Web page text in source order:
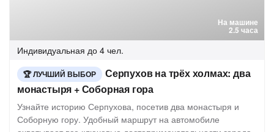
На машине
2.5 часа
Индивидуальная до 4 чел.
ЛУЧШИЙ ВЫБОР
Серпухов на трёх холмах: два
монастыря + Соборная гора
Узнайте историю Серпухова, посетив два монастыря и
Соборную гору. Удобный маршрут на автомобиле